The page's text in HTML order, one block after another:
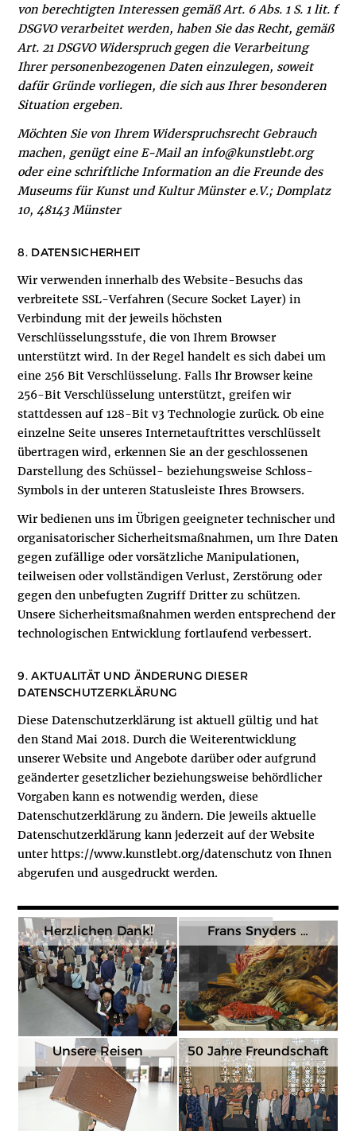
von berechtigten Interessen gemäß Art. 6 Abs. 1 S. 1 lit. f
DSGVO verarbeitet werden, haben Sie das Recht, gemäß
Art. 21 DSGVO Widerspruch gegen die Verarbeitung
Ihrer personenbezogenen Daten einzulegen, soweit
dafür Gründe vorliegen, die sich aus Ihrer besonderen
Situation ergeben.
Möchten Sie von Ihrem Widerspruchsrecht Gebrauch
machen, genügt eine E-Mail an info@kunstlebt.org
oder eine schriftliche Information an die Freunde des
Museums für Kunst und Kultur Münster e.V.; Domplatz
10, 48143 Münster
8. DATENSICHERHEIT
Wir verwenden innerhalb des Website-Besuchs das
verbreitete SSL-Verfahren (Secure Socket Layer) in
Verbindung mit der jeweils höchsten
Verschlüsselungsstufe, die von Ihrem Browser
unterstützt wird. In der Regel handelt es sich dabei um
eine 256 Bit Verschlüsselung. Falls Ihr Browser keine
256-Bit Verschlüsselung unterstützt, greifen wir
stattdessen auf 128-Bit v3 Technologie zurück. Ob eine
einzelne Seite unseres Internetauftrittes verschlüsselt
übertragen wird, erkennen Sie an der geschlossenen
Darstellung des Schüssel- beziehungsweise Schloss-
Symbols in der unteren Statusleiste Ihres Browsers.
Wir bedienen uns im Übrigen geeigneter technischer und
organisatorischer Sicherheitsmaßnahmen, um Ihre Daten
gegen zufällige oder vorsätzliche Manipulationen,
teilweisen oder vollständigen Verlust, Zerstörung oder
gegen den unbefugten Zugriff Dritter zu schützen.
Unsere Sicherheitsmaßnahmen werden entsprechend der
technologischen Entwicklung fortlaufend verbessert.
9. AKTUALITÄT UND ÄNDERUNG DIESER
DATENSCHUTZERKLÄRUNG
Diese Datenschutzerklärung ist aktuell gültig und hat
den Stand Mai 2018. Durch die Weiterentwicklung
unserer Website und Angebote darüber oder aufgrund
geänderter gesetzlicher beziehungsweise behördlicher
Vorgaben kann es notwendig werden, diese
Datenschutzerklärung zu ändern. Die jeweils aktuelle
Datenschutzerklärung kann jederzeit auf der Website
unter https://www.kunstlebt.org/datenschutz von Ihnen
abgerufen und ausgedruckt werden.
Herzlichen Dank! Frans Snyders …
Unsere Reisen 50 Jahre Freundschaft